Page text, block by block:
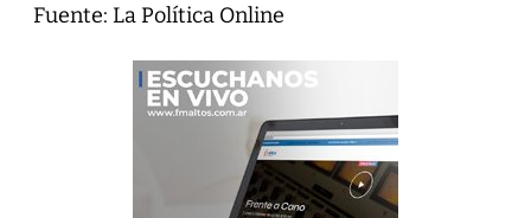
Fuente: La Política Online